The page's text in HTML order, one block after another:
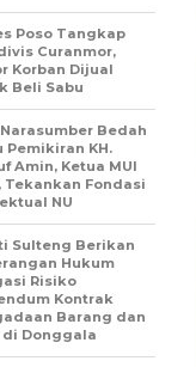
Poso Tangkap
Curanmor,
Korban Dijual
Beli Sabu
Bedah
Pemikiran KH.
Amin, Ketua MUI
Tekankan Fondasi
NU
Sulteng Berikan
Hukum
Risiko
Kontrak
Barang dan
di Donggala